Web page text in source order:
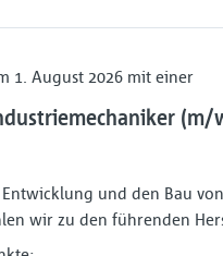
1. August 2026 mit einer
und den Bau
wir zu den führenden